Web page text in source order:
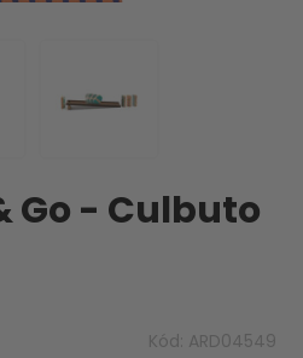
Go - Culbuto
Kód: ARD04549